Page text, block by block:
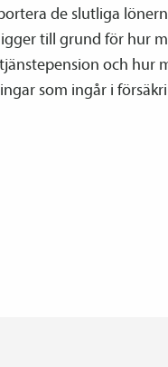
de slutliga
till grund för hur
och hur
som ingår i